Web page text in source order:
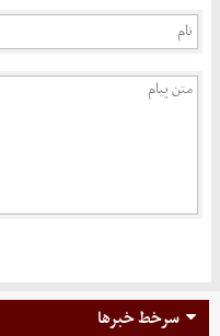
سرخط خبرها